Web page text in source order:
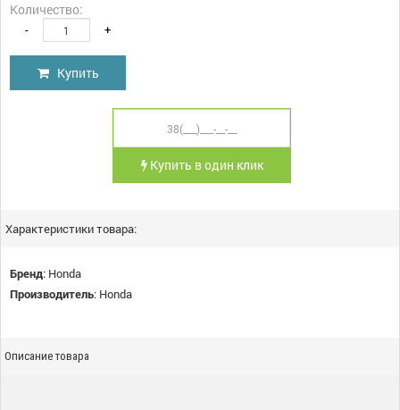
Количество:
- +
Купить
Купить в один клик
Характеристики товара:
Бренд: Honda
Производитель: Honda
Описание товара